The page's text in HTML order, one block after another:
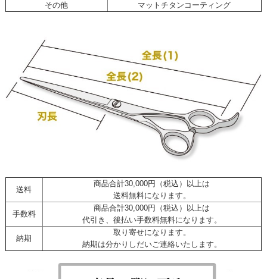
その他
マットチタンコーティング
送料
商品合計30,000円（税込）以上は
送料無料になります。
手数料
商品合計30,000円（税込）以上は
代引き、後払い手数料無料になります。
納期
取り寄せになります。
納期は分かりしだいご連絡いたします。